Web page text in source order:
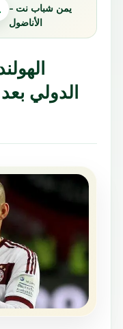
يمن شباب نت -
الأناضول
الدولي